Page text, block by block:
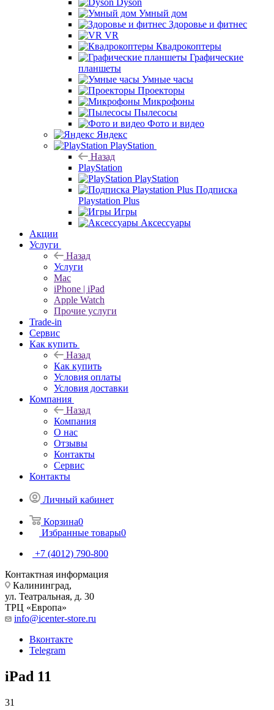
Dyson
Умный дом
Здоровье и фитнес
VR
Квадрокоптеры
Графические
планшеты
Умные часы
Проекторы
Микрофоны
Пылесосы
Фото и видео
Яндекс
PlayStation
Назад
PlayStation
PlayStation
Подписка
Playstation Plus
Игры
Аксессуары
Акции
Услуги
Назад
Услуги
Mac
iPhone | iPad
Apple Watch
Прочие услуги
Trade-in
Сервис
Как купить
Назад
Как купить
Условия оплаты
Условия доставки
Компания
Назад
Компания
О нас
Отзывы
Контакты
Сервис
Контакты
Личный кабинет
Корзина0
Избранные товары0
+7 (4012) 790-800
Контактная информация
Калининград,
ул. Театральная, д. 30
ТРЦ «Европа»
info@icenter-store.ru
Вконтакте
Telegram
iPad 11
31